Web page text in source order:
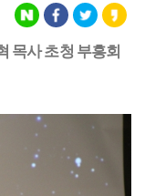
목사 초청 부흥회